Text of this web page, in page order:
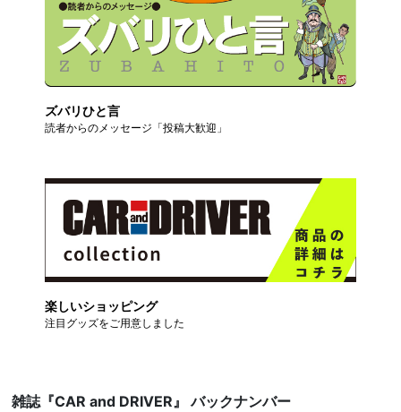
ズバリひと言
読者からのメッセージ「投稿大歓迎」
楽しいショッピング
注目グッズをご用意しました
雑誌『CAR and DRIVER』 バックナンバー